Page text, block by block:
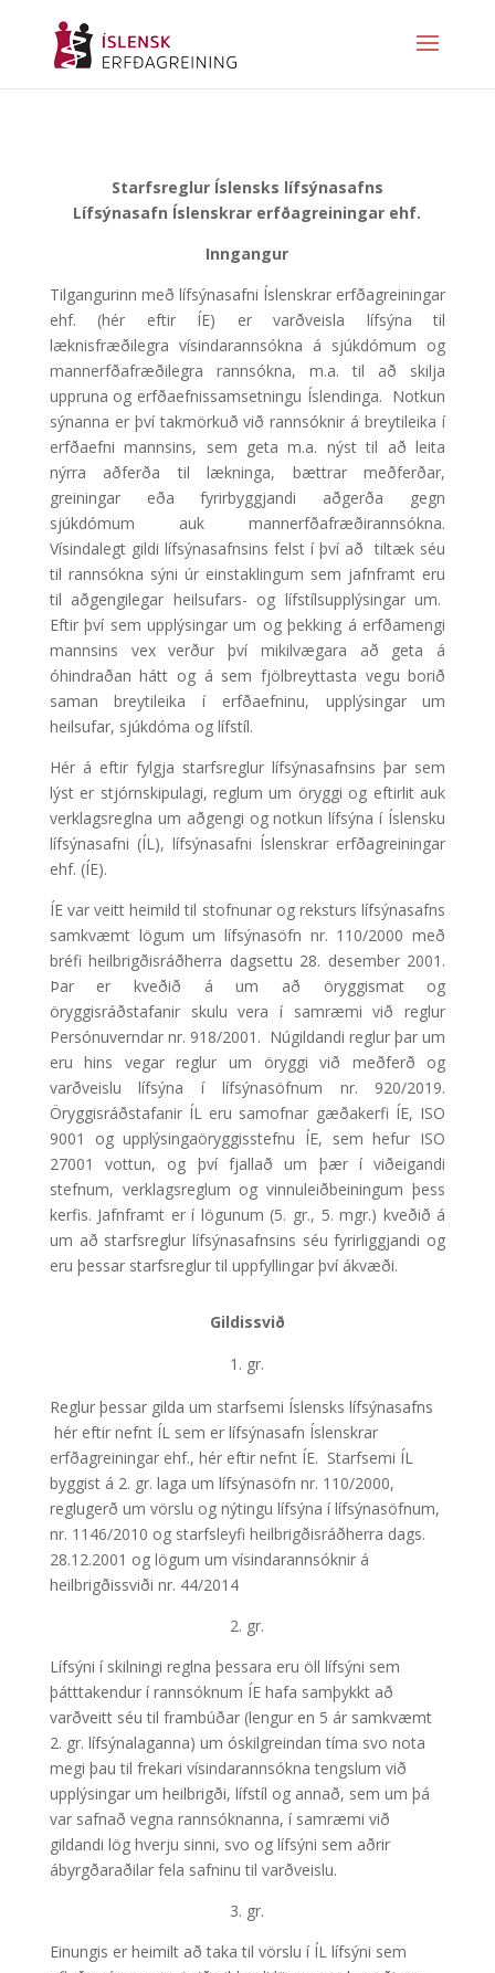
Starfsreglur Íslensks lífsýnasafns
Lífsýnasafn Íslenskrar erfðagreiningar ehf.
Inngangur
Tilgangurinn með lífsýnasafni Íslenskrar erfðagreiningar
ehf. (hér eftir ÍE) er varðveisla lífsýna til
læknisfræðilegra vísindarannsókna á sjúkdómum og
mannerfðafræðilegra rannsókna, m.a. til að skilja
uppruna og erfðaefnissamsetningu Íslendinga. Notkun
sýnanna er því takmörkuð við rannsóknir á breytileika í
erfðaefni mannsins, sem geta m.a. nýst til að leita
nýrra aðferða til lækninga, bættrar meðferðar,
greiningar eða fyrirbyggjandi aðgerða gegn
sjúkdómum auk mannerfðafræðirannsókna.
Vísindalegt gildi lífsýnasafnsins felst í því að tiltæk séu
til rannsókna sýni úr einstaklingum sem jafnframt eru
til aðgengilegar heilsufars- og lífstílsupplýsingar um.
Eftir því sem upplýsingar um og þekking á erfðamengi
mannsins vex verður því mikilvægara að geta á
óhindraðan hátt og á sem fjölbreyttasta vegu borið
saman breytileika í erfðaefninu, upplýsingar um
heilsufar, sjúkdóma og lífstíl.
Hér á eftir fylgja starfsreglur lífsýnasafnsins þar sem
lýst er stjórnskipulagi, reglum um öryggi og eftirlit auk
verklagsreglna um aðgengi og notkun lífsýna í Íslensku
lífsýnasafni (ÍL), lífsýnasafni Íslenskrar erfðagreiningar
ehf. (ÍE).
ÍE var veitt heimild til stofnunar og reksturs lífsýnasafns
samkvæmt lögum um lífsýnasöfn nr. 110/2000 með
bréfi heilbrigðisráðherra dagsettu 28. desember 2001.
Þar er kveðið á um að öryggismat og
öryggisráðstafanir skulu vera í samræmi við reglur
Persónuverndar nr. 918/2001. Núgildandi reglur þar um
eru hins vegar reglur um öryggi við meðferð og
varðveislu lífsýna í lífsýnasöfnum nr. 920/2019.
Öryggisráðstafanir ÍL eru samofnar gæðakerfi ÍE, ISO
9001 og upplýsingaöryggisstefnu ÍE, sem hefur ISO
27001 vottun, og því fjallað um þær í viðeigandi
stefnum, verklagsreglum og vinnuleiðbeiningum þess
kerfis. Jafnframt er í lögunum (5. gr., 5. mgr.) kveðið á
um að starfsreglur lífsýnasafnsins séu fyrirliggjandi og
eru þessar starfsreglur til uppfyllingar því ákvæði.
Gildissvið
gr.
Reglur þessar gilda um starfsemi Íslensks lífsýnasafns
hér eftir nefnt ÍL sem er lífsýnasafn Íslenskrar
erfðagreiningar ehf., hér eftir nefnt ÍE. Starfsemi ÍL
byggist á 2. gr. laga um lífsýnasöfn nr. 110/2000,
reglugerð um vörslu og nýtingu lífsýna í lífsýnasöfnum,
nr. 1146/2010 og starfsleyfi heilbrigðisráðherra dags.
28.12.2001 og lögum um vísindarannsóknir á
heilbrigðissviði nr. 44/2014
2. gr.
Lífsýni í skilningi reglna þessara eru öll lífsýni sem
þátttakendur í rannsóknum ÍE hafa samþykkt að
varðveitt séu til frambúðar (lengur en 5 ár samkvæmt
2. gr. lífsýnalaganna) um óskilgreindan tíma svo nota
megi þau til frekari vísindarannsókna tengslum við
upplýsingar um heilbrigði, lífstíl og annað, sem um þá
var safnað vegna rannsóknanna, í samræmi við
gildandi lög hverju sinni, svo og lífsýni sem aðrir
ábyrgðaraðilar fela safninu til varðveislu.
3. gr.
Einungis er heimilt að taka til vörslu í ÍL lífsýni sem